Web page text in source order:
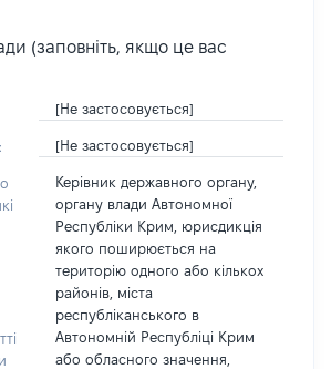
(заповніть, якщо це вас
[Не застосовується]
[Не застосовується]
Керівник державного органу,
органу влади Автономної
Республіки Крим, юрисдикція
якого поширюється на
територію одного або кількох
районів, міста
республіканського в
Автономній Республіці Крим
або обласного значення,